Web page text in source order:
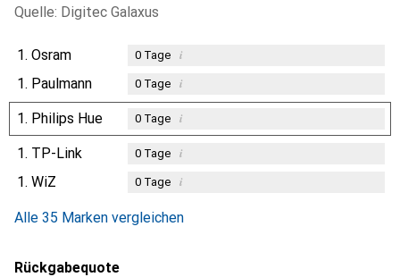
Quelle: Digitec Galaxus
1. Osram 0Tage i
1. Paulmann 0Tage i
1. Philips Hue 0Tage i
1. TP-Link 0Tage i
1. WiZ 0Tage i
Alle 35 Marken vergleichen
Rückgabequote